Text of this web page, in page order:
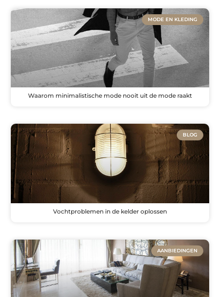
MODE EN KLEDING
Waarom minimalistische mode nooit uit de mode raakt
BLOG
Vochtproblemen in de kelder oplossen
AANBIEDINGEN